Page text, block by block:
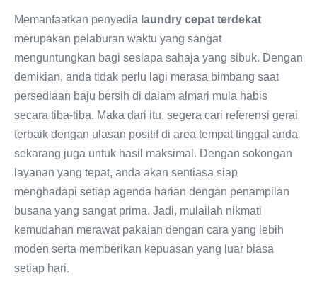
Memanfaatkan penyedia laundry cepat terdekat
merupakan pelaburan waktu yang sangat
menguntungkan bagi sesiapa sahaja yang sibuk. Dengan
demikian, anda tidak perlu lagi merasa bimbang saat
persediaan baju bersih di dalam almari mula habis
secara tiba-tiba. Maka dari itu, segera cari referensi gerai
terbaik dengan ulasan positif di area tempat tinggal anda
sekarang juga untuk hasil maksimal. Dengan sokongan
layanan yang tepat, anda akan sentiasa siap
menghadapi setiap agenda harian dengan penampilan
busana yang sangat prima. Jadi, mulailah nikmati
kemudahan merawat pakaian dengan cara yang lebih
moden serta memberikan kepuasan yang luar biasa
setiap hari.